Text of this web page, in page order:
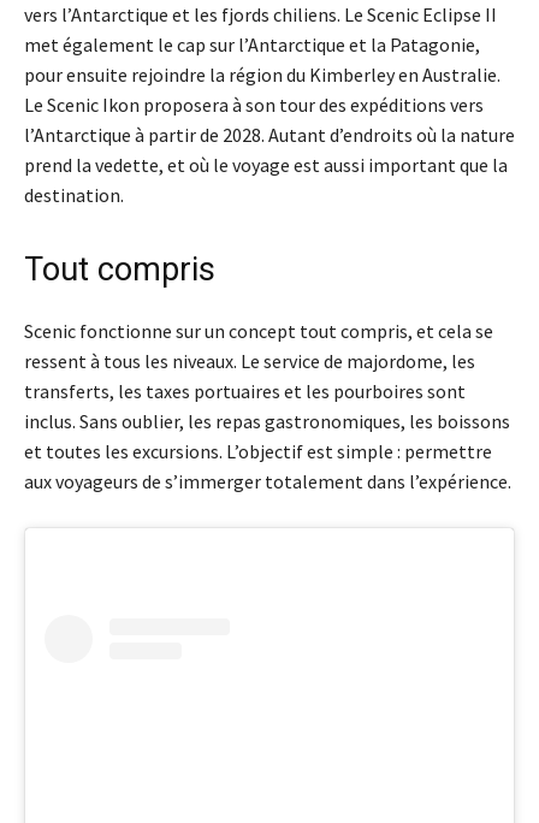
vers l’Antarctique et les fjords chiliens. Le Scenic Eclipse II
met également le cap sur l’Antarctique et la Patagonie,
pour ensuite rejoindre la région du Kimberley en Australie.
Le Scenic Ikon proposera à son tour des expéditions vers
l’Antarctique à partir de 2028. Autant d’endroits où la nature
prend la vedette, et où le voyage est aussi important que la
destination.
Tout compris
Scenic fonctionne sur un concept tout compris, et cela se
ressent à tous les niveaux. Le service de majordome, les
transferts, les taxes portuaires et les pourboires sont
inclus. Sans oublier, les repas gastronomiques, les boissons
et toutes les excursions. L’objectif est simple : permettre
aux voyageurs de s’immerger totalement dans l’expérience.